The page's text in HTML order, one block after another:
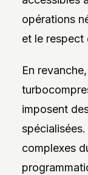
opérations
et le respect
En
imposent
complexes